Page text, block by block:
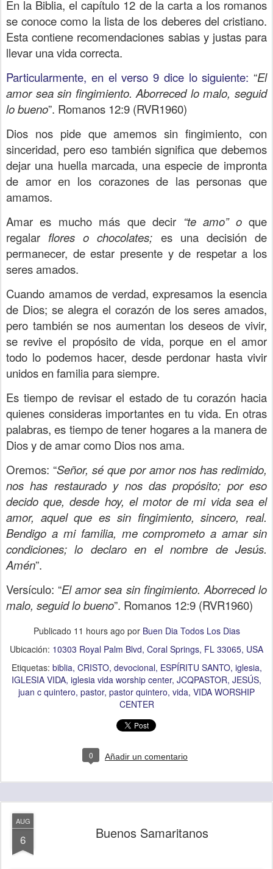
En la Biblia, el capítulo 12 de la carta a los romanos
se conoce como la lista de los deberes del cristiano.
Esta contiene recomendaciones sabias y justas para
llevar una vida correcta.
Particularmente, en el verso 9 dice lo siguiente: “El
amor sea sin fingimiento. Aborreced lo malo, seguid
lo bueno”. Romanos 12:9 (RVR1960)
Dios nos pide que amemos sin fingimiento, con
sinceridad, pero eso también significa que debemos
dejar una huella marcada, una especie de impronta
de amor en los corazones de las personas que
amamos.
Amar es mucho más que decir “te amo” oque
regalarflores o chocolates; es una decisión de
permanecer, de estar presente y de respetar a los
seres amados.
Cuando amamos de verdad, expresamos la esencia
de Dios; se alegra el corazón de los seres amados,
pero también se nos aumentan los deseos de vivir,
se revive el propósito de vida, porque en el amor
todo lo podemos hacer, desde perdonar hasta vivir
unidos en familia para siempre.
Es tiempo de revisar el estado de tu corazón hacia
quienes consideras importantes en tu vida. En otras
palabras, es tiempo de tener hogares a la manera de
Dios y de amar como Dios nos ama.
Oremos: “Señor, sé que por amor nos has redimido,
nos has restaurado y nos das propósito; por eso
decido que, desde hoy, el motor de mi vida sea el
amor, aquel que es sin fingimiento, sincero, real.
Bendigo a mi familia, me comprometo a amar sin
condiciones; lo declaro en el nombre de Jesús.
Amén”.
Versículo: “El amor sea sin fingimiento. Aborreced lo
malo, seguid lo bueno”. Romanos 12:9 (RVR1960)
Publicado 11 hours ago por Buen Dia Todos Los Dias
Ubicación: 10303 Royal Palm Blvd, Coral Springs, FL 33065, USA
Etiquetas: biblia CRISTO devocional ESPÍRITU SANTO iglesia
IGLESIA VIDA iglesia vida worship center JCQPASTOR JESÚS
juan c quintero pastor pastor quintero vida VIDA WORSHIP
CENTER
0 Añadir un comentario
AUG
6 Buenos Samaritanos